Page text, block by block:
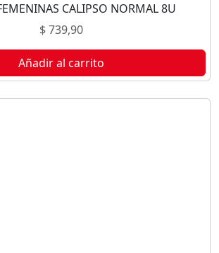
CALIPSO NORMAL 8U
$739,90
Añadir al carrito